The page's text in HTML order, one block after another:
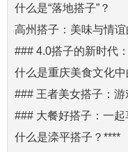
什么是“落地搭子”？
高州搭子：美味与情谊
### 4.0搭子的新时代
什么是重庆美食文化中
### 王者美女搭子：
### 大餐好搭子：一
什么是滦平搭子？****